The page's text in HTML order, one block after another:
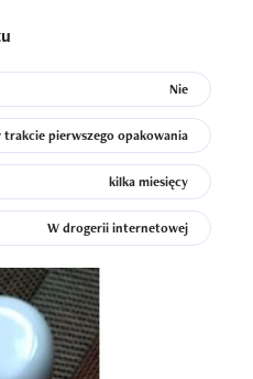
Nie
trakcie pierwszego opakowania
kilka miesięcy
W drogerii internetowej